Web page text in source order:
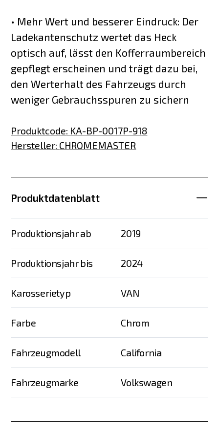
• Mehr Wert und besserer Eindruck: Der
Ladekantenschutz wertet das Heck
optisch auf, lässt den Kofferraumbereich
gepflegt erscheinen und trägt dazu bei,
den Werterhalt des Fahrzeugs durch
weniger Gebrauchsspuren zu sichern
Produktcode: KA-BP-0017P-918
Hersteller: CHROMEMASTER
Produktdatenblatt
Produktionsjahr ab 2019
Produktionsjahr bis 2024
Karosserietyp VAN
Farbe Chrom
Fahrzeugmodell California
Fahrzeugmarke Volkswagen